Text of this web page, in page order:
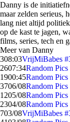
Danny is de
maar zelden serieus,
lang niet altijd politiek
op de kast te jagen,
films, series, tech en
Meer van Danny
308:03VrijMiBabes
2607:34Random
1900:45Random
3706/08Random
1205/08Random
2304/08Random
703/08VrijMiBabes